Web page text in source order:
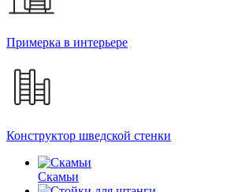
Примерка в интерьере
Конструктор шведской стенки
Скамьи